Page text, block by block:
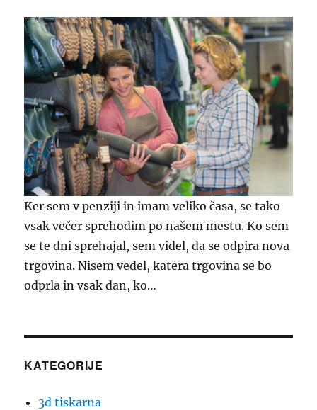
Ker sem v penziji in imam veliko časa, se tako
vsak večer sprehodim po našem mestu. Ko sem
se te dni sprehajal, sem videl, da se odpira nova
trgovina. Nisem vedel, katera trgovina se bo
odprla in vsak dan, ko…
KATEGORIJE
3d tiskarna